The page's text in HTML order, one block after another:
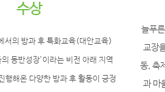
수상
서의 방과 후 특화교육(대안교육)
의 동반성장’이라는 비전 아래 지역
행해온 다양한 방과 후 활동이긍정
늘푸
교장
동, 축
과 마